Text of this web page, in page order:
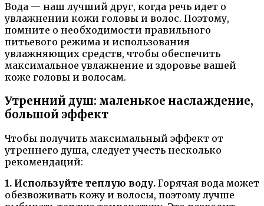
Вода — наш лучший друг, когда речь идет о
увлажнении кожи головы и волос. Поэтому,
помните о необходимости правильного
питьевого режима и использования
увлажняющих средств, чтобы обеспечить
максимальное увлажнение и здоровье вашей
коже головы и волосам.
Утренний душ: маленькое наслаждение,
большой эффект
Чтобы получить максимальный эффект от
утреннего душа, следует учесть несколько
рекомендаций:
1. Используйте теплую воду. Горячая вода может
обезвоживать кожу и волосы, поэтому лучше